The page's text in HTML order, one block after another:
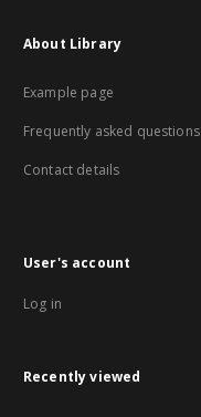
About Library
Example page
Frequently asked questions
Contact details
User's account
Log in
Recently viewed